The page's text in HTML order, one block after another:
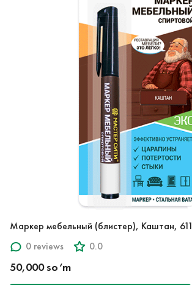
Маркер мебельный (блистер), Каштан, 611
0 reviews
0.0
50,000 so‘m